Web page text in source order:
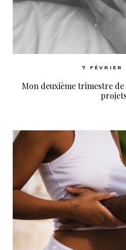
7 FÉVRIER
Mon deuxième trimestre